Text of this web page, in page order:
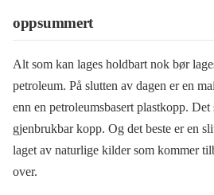
oppsummert
Alt som kan lages holdbart nok bør
petroleum. På slutten av dagen er en
enn en petroleumsbasert plastkopp. Det
gjenbrukbar kopp. Og det beste er en
laget av naturlige kilder som kommer
over.